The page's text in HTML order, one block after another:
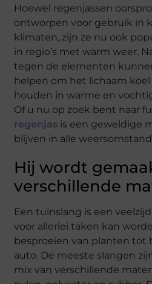
Hoewel regenjassen
ontworpen voor gebruik in
klimaten, zijn ze nu ook
in regio’s met warm weer.
tegen de elementen
helpen om het lichaam
houden in warme en
Of u nu op zoek bent naar
regenjas is een geweldige
blijven in alle
Hij wordt
verschillende
Een tuinslang is een
voor allerlei taken kan
besproeien van planten tot
auto. De meeste slangen
mix van verschillende